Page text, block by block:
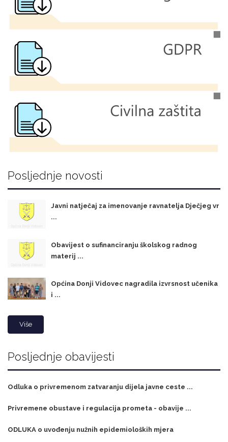
Posljednje novosti
Javni natječaj za imenovanje ravnatelja Dječjeg vr
...
Obavijest o sufinanciranju školskog radnog
materij ...
Općina Donji Vidovec nagradila izvrsnost učenika
i ...
Više
Posljednje obavijesti
Odluka o privremenom zatvaranju dijela javne ceste ...
Privremene obustave i regulacija prometa - obavije ...
ODLUKA o uvođenju nužnih epidemioloških mjera